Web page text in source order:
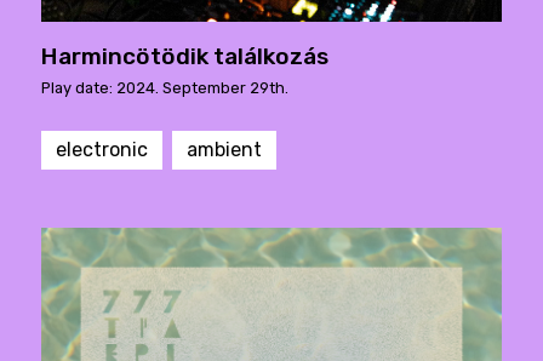
Harmincötödik találkozás
Play date: 2024. September 29th.
electronic ambient